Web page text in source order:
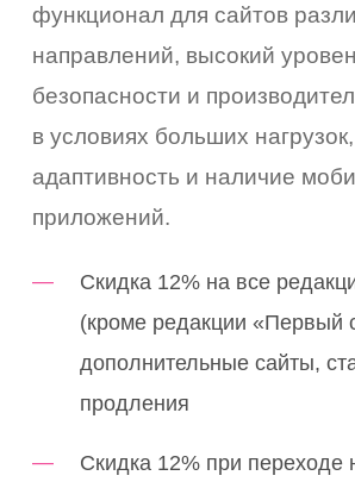
функционал для сайтов
направлений, высокий
безопасности и
в условиях больших нагрузок,
адаптивность и наличие
приложений.
Скидка 12% на все
(кроме редакции «Первый
дополнительные сайты,
продления
Скидка 12% при переходе